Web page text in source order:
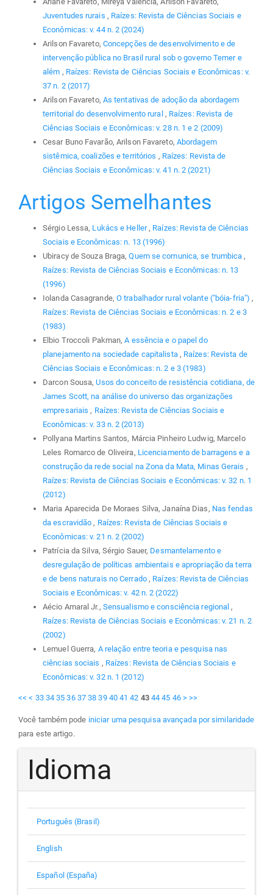
Juventudes rurais , Raízes: Revista de Ciências Sociais e
Econômicas: v. 44 n. 2 (2024)
Arilson Favareto, Concepções de desenvolvimento e de
intervenção pública no Brasil rural sob o governo Temer e
além , Raízes: Revista de Ciências Sociais e Econômicas: v.
37 n. 2 (2017)
Arilson Favareto, As tentativas de adoção da abordagem
territorial do desenvolvimento rural , Raízes: Revista de
Ciências Sociais e Econômicas: v. 28 n. 1 e 2 (2009)
Cesar Buno Favarão, Arilson Favareto, Abordagem
sistêmica, coalizões e territórios , Raízes: Revista de
Ciências Sociais e Econômicas: v. 41 n. 2 (2021)
Artigos Semelhantes
Sérgio Lessa, Lukács e Heller , Raízes: Revista de Ciências
Sociais e Econômicas: n. 13 (1996)
Ubiracy de Souza Braga,Quem se comunica, se trumbica ,
Raízes: Revista de Ciências Sociais e Econômicas: n. 13
(1996)
Iolanda Casagrande, O trabalhador rural volante ("bóia-fria") ,
Raízes: Revista de Ciências Sociais e Econômicas: n. 2 e 3
(1983)
Elbio Troccoli Pakman,A essência e o papel do
planejamento na sociedade capitalista , Raízes: Revista de
Ciências Sociais e Econômicas: n. 2 e 3 (1983)
Darcon Sousa,Usos do conceito de resistência cotidiana, de
James Scott, na análise do universo das organizações
empresariais , Raízes: Revista de Ciências Sociais e
Econômicas: v. 33 n. 2 (2013)
Pollyana Martins Santos, Márcia Pinheiro Ludwig, Marcelo
Leles Romarco de Oliveira, Licenciamento de barragens e a
construção da rede social na Zona da Mata, Minas Gerais ,
Raízes: Revista de Ciências Sociais e Econômicas: v. 32 n. 1
(2012)
Maria Aparecida De Moraes Silva, Janaína Dias, Nas fendas
da escravidão , Raízes: Revista de Ciências Sociais e
Econômicas: v. 21 n. 2 (2002)
Patrícia da Silva, Sérgio Sauer, Desmantelamento e
desregulação de políticas ambientais e apropriação da terra
e de bens naturais no Cerrado , Raízes: Revista de Ciências
Sociais e Econômicas: v. 42 n. 2 (2022)
Aécio Amaral Jr., Sensualismo e consciência regional ,
Raízes: Revista de Ciências Sociais e Econômicas: v. 21 n. 2
(2002)
Lemuel Guerra, A relação entre teoria e pesquisa nas
ciências sociais , Raízes: Revista de Ciências Sociais e
Econômicas: v. 32 n. 1 (2012)
<< < 33 34 35 36 37 38 39 40 41 42 43 44 45 46 > >>
Você também pode iniciar uma pesquisa avançada por similaridade
para este artigo.
Idioma
Português (Brasil)
English
Español (España)